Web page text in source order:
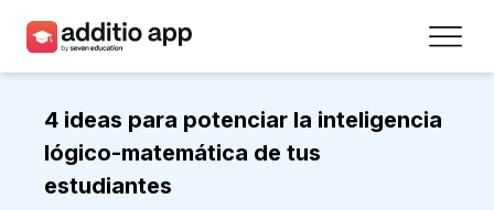
Centros
Recursos
4 ideas para potenciar la inteligencia
lógico-matemática de tus
estudiantes